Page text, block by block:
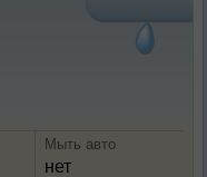
Мыть авто
нет